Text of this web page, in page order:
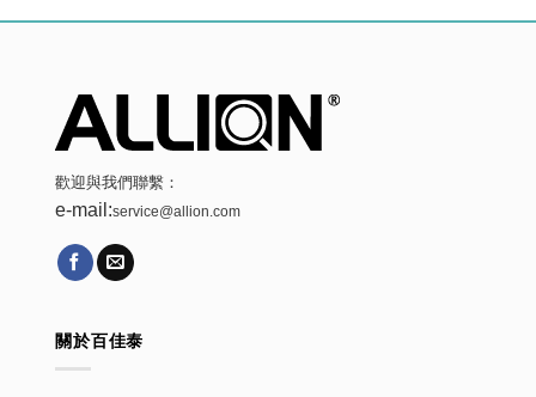
歡迎與我們聯繫：
e-mail:service@allion.com
關於百佳泰